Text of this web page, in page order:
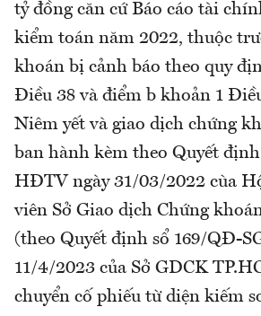
tỷ đồng căn cứ Báo cáo tài
kiểm toán năm 2022, thuộc
khoán bị cảnh báo theo quy
Điều 38 và điểm b khoản 1
Niêm yết và giao dịch chứng
ban hành kèm theo Quyết
HĐTV ngày 31/03/2022 cùa
viên Sở Giao dịch Chứng
(theo Quyết định sổ 169/QĐ-
11/4/2023 của Sở GDCK
chuyển cố phiếu từ diện kiếm